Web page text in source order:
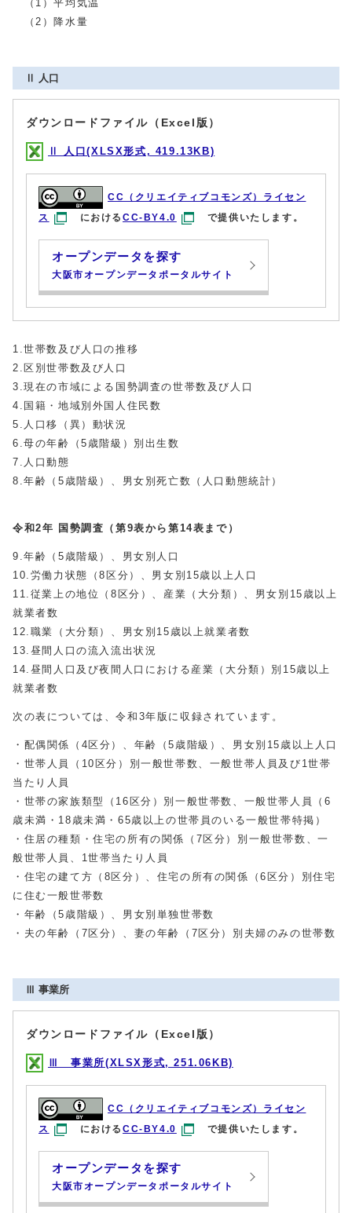
（1）平均気温
（2）降水量
Ⅱ 人口
ダウンロードファイル（Excel版）
Ⅱ 人口(XLSX形式, 419.13KB)
CC（クリエイティブコモンズ）ライセン
ス
におけるCC-BY4.0 で提供いたします。
オープンデータを探す
大阪市オープンデータポータルサイト
1.世帯数及び人口の推移
2.区別世帯数及び人口
3.現在の市域による国勢調査の世帯数及び人口
4.国籍・地域別外国人住民数
5.人口移（異）動状況
6.母の年齢（5歳階級）別出生数
7.人口動態
8.年齢（5歳階級）、男女別死亡数（人口動態統計）
令和2年 国勢調査（第9表から第14表まで）
9.年齢（5歳階級）、男女別人口
10.労働力状態（8区分）、男女別15歳以上人口
11.従業上の地位（8区分）、産業（大分類）、男女別15歳以上
就業者数
12.職業（大分類）、男女別15歳以上就業者数
13.昼間人口の流入流出状況
14.昼間人口及び夜間人口における産業（大分類）別15歳以上
就業者数
次の表については、令和3年版に収録されています。
・配偶関係（4区分）、年齢（5歳階級）、男女別15歳以上人口
・世帯人員（10区分）別一般世帯数、一般世帯人員及び1世帯
当たり人員
・世帯の家族類型（16区分）別一般世帯数、一般世帯人員（6
歳未満・18歳未満・65歳以上の世帯員のいる一般世帯特掲）
・住居の種類・住宅の所有の関係（7区分）別一般世帯数、一
般世帯人員、1世帯当たり人員
・住宅の建て方（8区分）、住宅の所有の関係（6区分）別住宅
に住む一般世帯数
・年齢（5歳階級）、男女別単独世帯数
・夫の年齢（7区分）、妻の年齢（7区分）別夫婦のみの世帯数
Ⅲ 事業所
ダウンロードファイル（Excel版）
Ⅲ 事業所(XLSX形式, 251.06KB)
CC（クリエイティブコモンズ）ライセン
ス
におけるCC-BY4.0 で提供いたします。
オープンデータを探す
大阪市オープンデータポータルサイト